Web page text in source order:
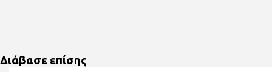
Διάβασε επίσης